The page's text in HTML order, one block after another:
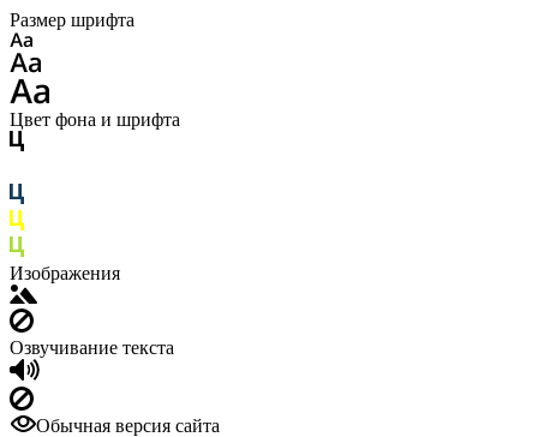
Размер шрифта
Цвет фона и шрифта
Изображения
Озвучивание текста
Обычная версия сайта